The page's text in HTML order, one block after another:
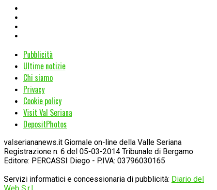
Pubblicità
Ultime notizie
Chi siamo
Privacy
Cookie policy
Visit Val Seriana
DepositPhotos
valseriananews.it Giornale on-line della Valle Seriana
Registrazione n. 6 del 05-03-2014 Tribunale di Bergamo
Editore: PERCASSI Diego - P.IVA: 03796030165
Servizi informatici e concessionaria di pubblicità: Diario del